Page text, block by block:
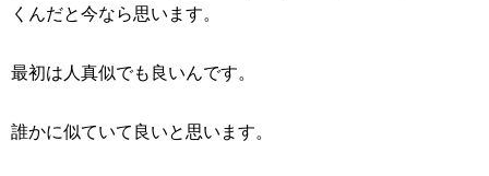
くんだと今なら思います。
最初は人真似でも良いんです。
誰かに似ていて良いと思います。